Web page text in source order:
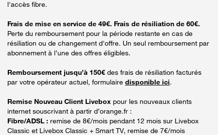
l'accès fibre.
Frais de mise en service de 49€. Frais de résiliation de 60€.
Perte du remboursement pour la période restante en cas de
résiliation ou de changement d'offre. Un seul remboursement par
abonnement à l’une des offres éligibles.
Remboursement jusqu’à 150€ des frais de résiliation facturés
par votre opérateur actuel, formulaire disponible ici.
Remise Nouveau Client Livebox pour les nouveaux clients
internet souscrivant à partir d’orange.fr :
Fibre/ADSL : remise de 8€/mois pendant 12 mois sur Livebox
Classic et Livebox Classic + Smart TV, remise de 7€/mois